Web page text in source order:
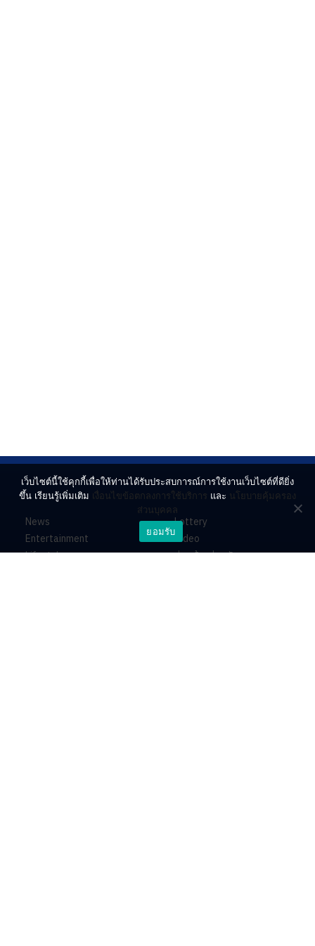
News
Entertainment
Lifestyle
Lottery
Video
ร่วมด้วยช่วยกัน
เว็บไซต์นี้ใช้คุกกี้เพื่อให้ท่านได้รับประสบการณ์การใช้งานเว็บไซต์ที่ดียิ่ง
ขึ้น เรียนรู้เพิ่มเติม เงื่อนไขข้อตกลงการใช้บริการ และ นโยบายคุ้มครอง
ส่วนบุคคล
ยอมรับ